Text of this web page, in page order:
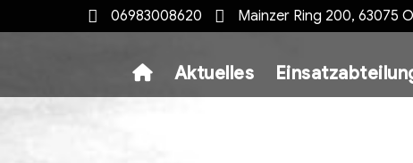
06983008620 Mainzer Ring 200, 63075
Aktuelles